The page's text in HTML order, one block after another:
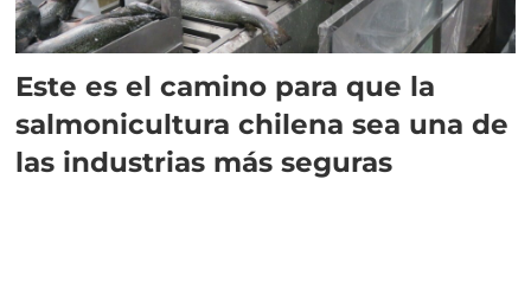
Este es el camino para que la
salmonicultura chilena sea una de
las industrias más seguras